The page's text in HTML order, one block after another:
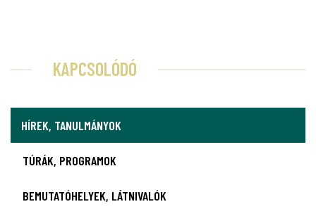
KAPCSOLÓDÓ
HÍREK, TANULMÁNYOK
TÚRÁK, PROGRAMOK
BEMUTATÓHELYEK, LÁTNIVALÓK